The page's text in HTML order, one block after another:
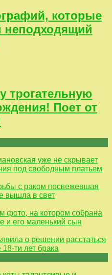
которые
трогательную
Поет от
уже не скрывает
под свободным платьем
с раком посвежевшая
вышла в свет
фото, на котором собрана
и его маленький сын
о решении расстаться
ти лет брака